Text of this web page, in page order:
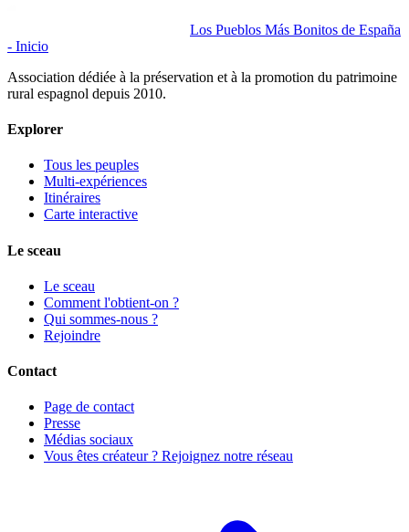
Los Pueblos Más Bonitos de España
- Inicio
Association dédiée à la préservation et à la promotion du patrimoine
rural espagnol depuis 2010.
Explorer
Tous les peuples
Multi-expériences
Itinéraires
Carte interactive
Le sceau
Le sceau
Comment l'obtient-on ?
Qui sommes-nous ?
Rejoindre
Contact
Page de contact
Presse
Médias sociaux
Vous êtes créateur ? Rejoignez notre réseau